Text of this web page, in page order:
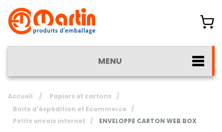
MENU
Accueil / Papiers et cartons
/
Boite d'éxpédition et Ecommerce
/
Petits envois internet
/ ENVELOPPE CARTON WEB BOX